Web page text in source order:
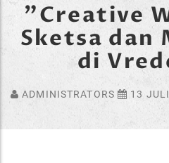
"Creative
Sketsa
di
ADMINISTRATORS 13